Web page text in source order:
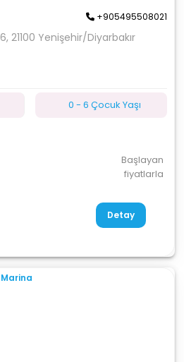
+905495508021
21100 Yenişehir/Diyarbakır
0 - 6 Çocuk Yaşı
Başlayan
fiyatlarla
Detay